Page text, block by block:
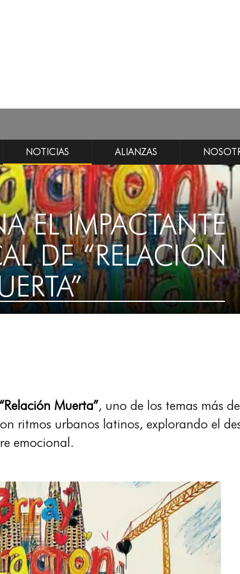
NOTICIAS ALIANZAS
EL IMPACTANTE
DE “RELACIÓN
“Relación Muerta”, uno de los temas más
ritmos urbanos latinos, explorando el
emocional.